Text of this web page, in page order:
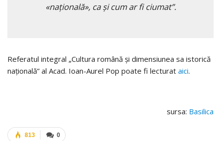
«națională», ca și cum ar fi ciumat”.
Referatul integral „Cultura română și dimensiunea sa istorică
națională” al Acad. Ioan-Aurel Pop poate fi lecturat aici.
sursa: Basilica
0
813